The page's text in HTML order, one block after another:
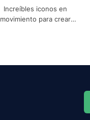
Increíbles iconos en
movimiento para crear